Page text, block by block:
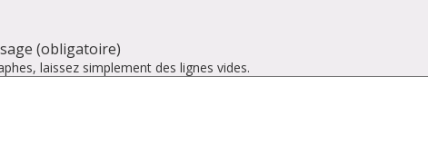
(obligatoire)
laissez simplement des lignes vides.